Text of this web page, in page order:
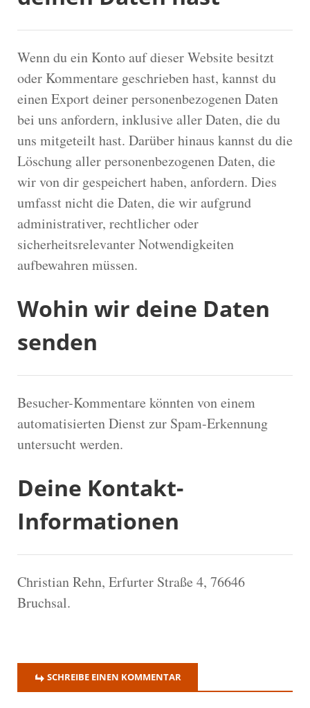
Wenn du ein Konto auf dieser Website besitzt
oder Kommentare geschrieben hast, kannst du
einen Export deiner personenbezogenen Daten
bei uns anfordern, inklusive aller Daten, die du
uns mitgeteilt hast. Darüber hinaus kannst du die
Löschung aller personenbezogenen Daten, die
wir von dir gespeichert haben, anfordern. Dies
umfasst nicht die Daten, die wir aufgrund
administrativer, rechtlicher oder
sicherheitsrelevanter Notwendigkeiten
aufbewahren müssen.
Wohin wir deine Daten
senden
Besucher-Kommentare könnten von einem
automatisierten Dienst zur Spam-Erkennung
untersucht werden.
Deine Kontakt-
Informationen
Christian Rehn, Erfurter Straße 4, 76646
Bruchsal.
SCHREIBE EINEN KOMMENTAR